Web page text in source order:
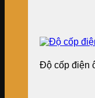
Độ cốp điện